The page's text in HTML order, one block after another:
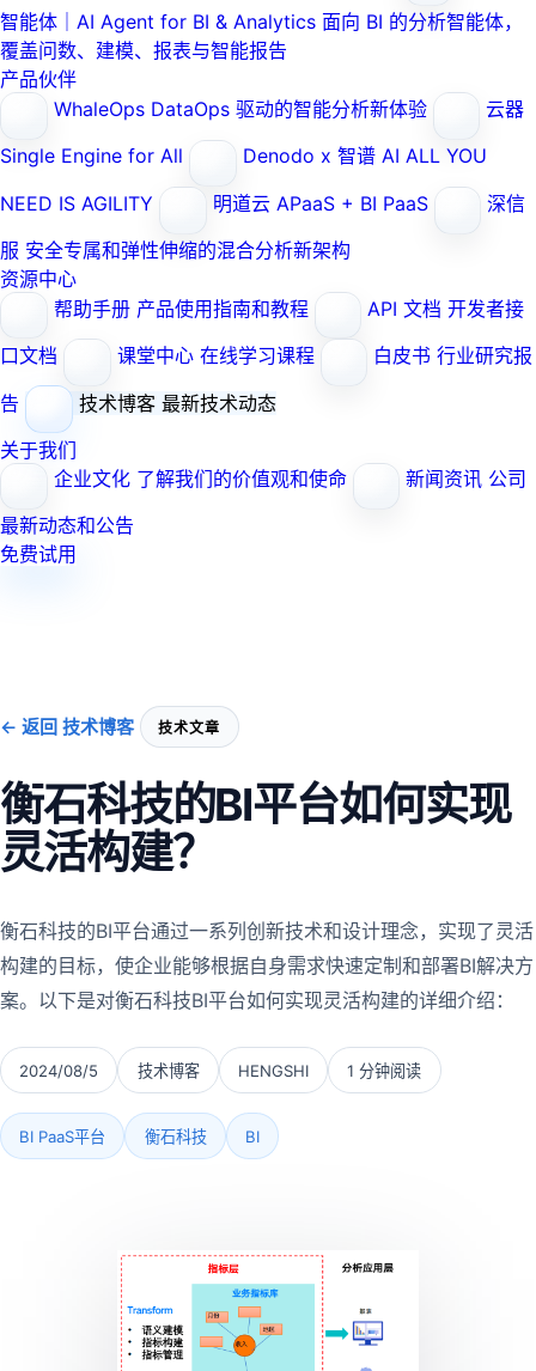
智能体｜AI Agent for BI & Analytics 面向 BI 的分析智能体，
覆盖问数、建模、报表与智能报告
产品伙伴
WhaleOps DataOps 驱动的智能分析新体验
云器
Single Engine for All
Denodo x 智谱 AI ALL YOU
NEED IS AGILITY
明道云 APaaS + BI PaaS
深信
服 安全专属和弹性伸缩的混合分析新架构
资源中心
帮助手册 产品使用指南和教程 API 文档 开发者接
口文档
课堂中心 在线学习课程 白皮书 行业研究报
告
技术博客 最新技术动态
关于我们
企业文化 了解我们的价值观和使命 新闻资讯 公司
最新动态和公告
免费试用
← 返回 技术博客 技术文章
衡石科技的BI平台如何实现
灵活构建？
衡石科技的BI平台通过一系列创新技术和设计理念，实现了灵活
构建的目标，使企业能够根据自身需求快速定制和部署BI解决方
案。以下是对衡石科技BI平台如何实现灵活构建的详细介绍：
2024/08/5 技术博客 HENGSHI 1 分钟阅读
BI PaaS平台 衡石科技 BI